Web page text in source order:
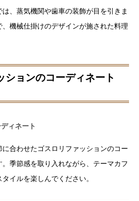
、蒸気機関や歯車の装飾が目を引きま
機械仕掛けのデザインが施された料理
ションのコーディネート
ィネート
合わせたゴスロリファッションのコー
季節感を取り入れながら、テーマカフ
イルを楽しんでください。